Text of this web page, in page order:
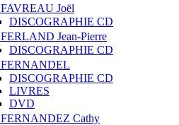
FAVREAU Joël
DISCOGRAPHIE CD
FERLAND Jean-Pierre
DISCOGRAPHIE CD
FERNANDEL
DISCOGRAPHIE CD
LIVRES
DVD
FERNANDEZ Cathy